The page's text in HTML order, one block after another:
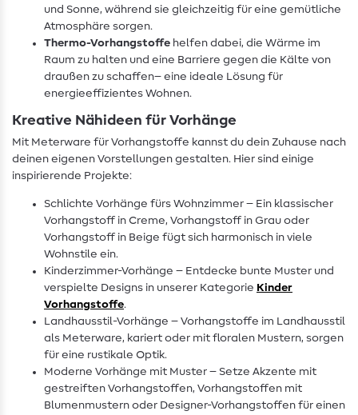
und Sonne, während sie gleichzeitig für eine gemütliche
Atmosphäre sorgen.
Thermo-Vorhangstoffe helfen dabei, die Wärme im
Raum zu halten und eine Barriere gegen die Kälte von
draußen zu schaffen– eine ideale Lösung für
energieeffizientes Wohnen.
Kreative Nähideen für Vorhänge
Mit Meterware für Vorhangstoffe kannst du dein Zuhause nach
deinen eigenen Vorstellungen gestalten. Hier sind einige
inspirierende Projekte:
Schlichte Vorhänge fürs Wohnzimmer – Ein klassischer
Vorhangstoff in Creme, Vorhangstoff in Grau oder
Vorhangstoff in Beige fügt sich harmonisch in viele
Wohnstile ein.
Kinderzimmer-Vorhänge – Entdecke bunte Muster und
verspielte Designs in unserer Kategorie Kinder
Vorhangstoffe.
Landhausstil-Vorhänge – Vorhangstoffe im Landhausstil
als Meterware, kariert oder mit floralen Mustern, sorgen
für eine rustikale Optik.
Moderne Vorhänge mit Muster – Setze Akzente mit
gestreiften Vorhangstoffen, Vorhangstoffen mit
Blumenmustern oder Designer-Vorhangstoffen für einen